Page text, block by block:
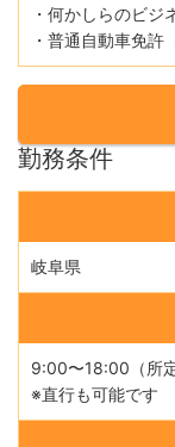
・何かしらのビジ
・普通自動車免許
勤務条件
岐阜県
9:00〜18:00（所
※直行も可能です